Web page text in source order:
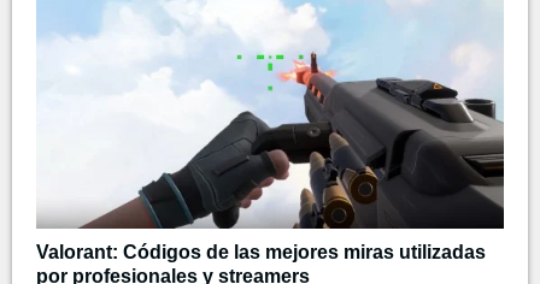
Valorant: Códigos de las mejores miras utilizadas
por profesionales y streamers